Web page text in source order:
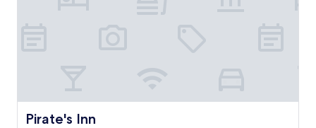
Pirate's Inn
Pirate's Inn